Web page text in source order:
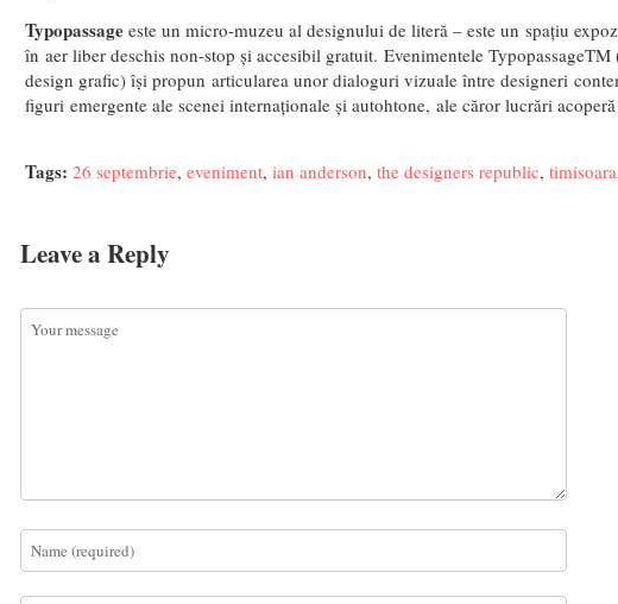
Typopassageeste un micro-muzeu al designului de literă – este un spațiu
în aer liber deschis non-stop și accesibil gratuit. Evenimentele
design grafic) își propun articularea unor dialoguri vizuale între designeri
figuri emergente ale scenei internaționale și autohtone, ale căror lucrări
Tags: 26 septembrie, eveniment, ian anderson, the designers republic, timisoara
Leave a Reply